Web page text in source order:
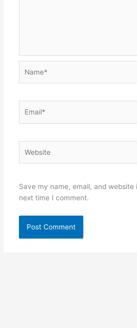
Save my name, email, and
next time I comment.